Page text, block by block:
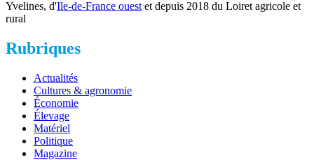
Yvelines, d'Ile-de-France ouest et depuis 2018 du Loiret agricole et
rural
Rubriques
Actualités
Cultures & agronomie
Économie
Élevage
Matériel
Politique
Magazine